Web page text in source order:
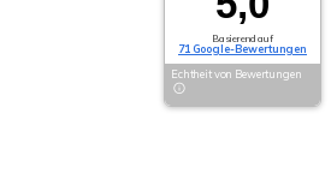
Basierend auf
71 Google-Bewertungen
Echtheit von Bewertungen